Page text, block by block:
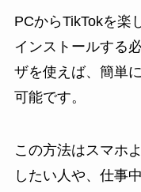
PCからTikTokを楽
インストールする
ザを使えば、簡単
可能です。
この方法はスマホ
したい人や、仕事